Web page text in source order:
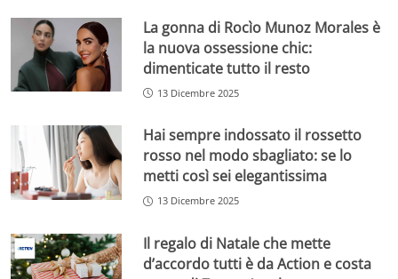
La gonna di Rocìo Munoz Morales è
la nuova ossessione chic:
dimenticate tutto il resto
13 Dicembre 2025
Hai sempre indossato il rossetto
rosso nel modo sbagliato: se lo
metti così sei elegantissima
13 Dicembre 2025
Il regalo di Natale che mette
d’accordo tutti è da Action e costa